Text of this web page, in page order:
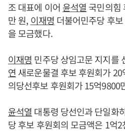
조 대표에 이어 윤석열 국민의힘
만 원, 이재명 더불어민주당 후
을 모금했다.
이재명 민주당 상임고문 지지를
연 새로운물결 후보 후원회가
의당선후보 후원회가 15억9800
윤석열 대통령 당선인과 단일화
당 후보 후원회의 모금액은 1억